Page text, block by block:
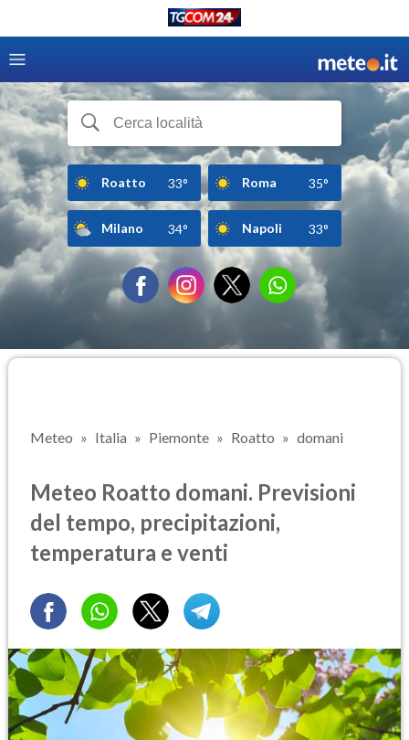
Roatto 33° Roma 35°
Milano 34° Napoli 33°
Meteo Italia Piemonte Roatto domani
Meteo Roatto domani. Previsioni
del tempo, precipitazioni,
temperatura e venti